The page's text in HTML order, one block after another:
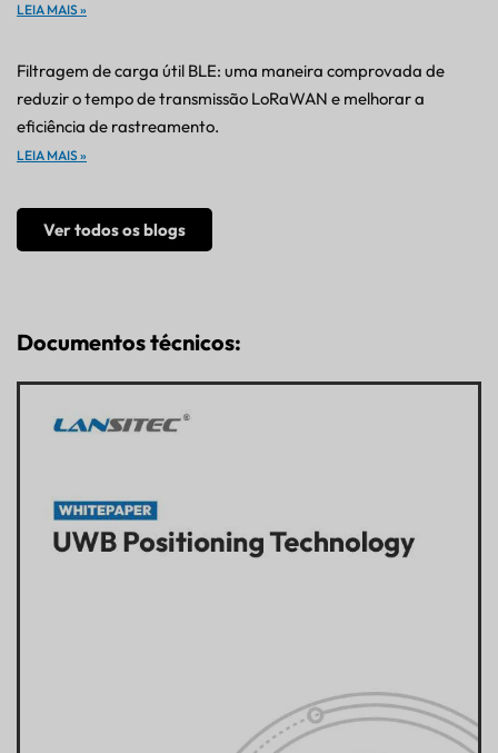
LEIA MAIS »
Filtragem de carga útil BLE: uma maneira comprovada de
reduzir o tempo de transmissão LoRaWAN e melhorar a
eficiência de rastreamento.
LEIA MAIS »
Ver todos os blogs
Documentos técnicos: